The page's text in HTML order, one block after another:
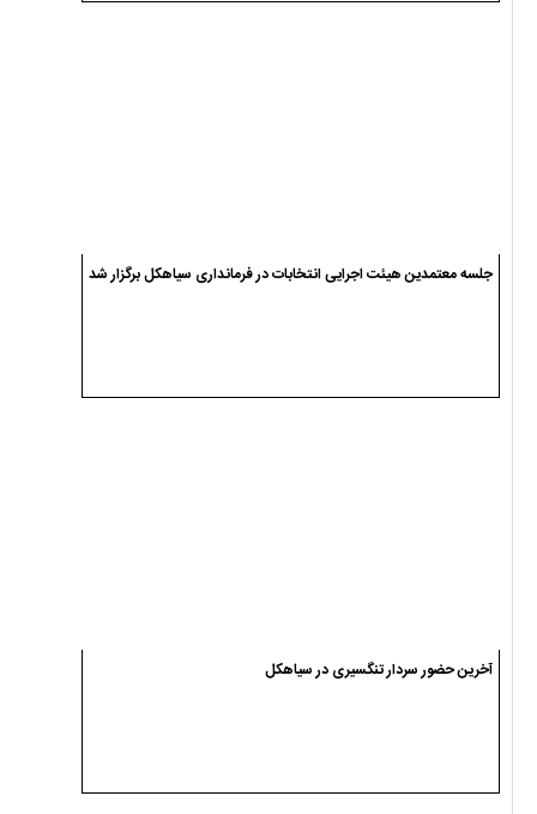
جلسه معتمدین هیئت اجرایی انتخابات در فرمانداری سیاهکل برگزار شد
آخرین حضور سردار تنگسیری در سیاهکل